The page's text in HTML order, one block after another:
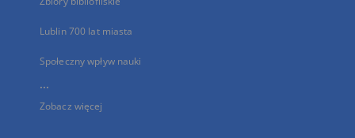
Lublin 700 lat miasta
Społeczny wpływ nauki
...
Zobacz więcej